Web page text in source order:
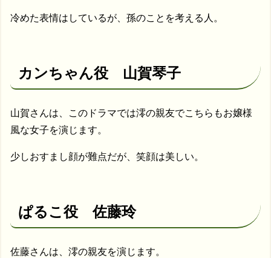
冷めた表情はしているが、孫のことを考える人。
カンちゃん役 山賀琴子
山賀さんは、このドラマでは澪の親友でこちらもお嬢様
風な女子を演じます。
少しおすまし顔が難点だが、笑顔は美しい。
ぱるこ役 佐藤玲
佐藤さんは、澪の親友を演じます。